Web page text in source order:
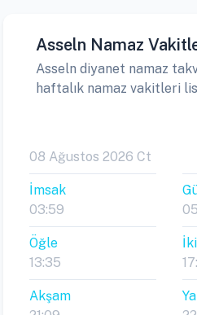
Asseln Namaz
Asseln diyanet namaz
haftalık namaz vakitleri
08 Ağustos 2026 Ct
İmsak
03:59
Öğle
13:35
Akşam